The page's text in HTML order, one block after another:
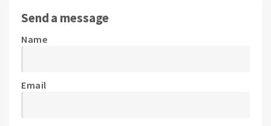
Send a message
Name
Email